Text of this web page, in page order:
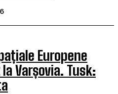
Europene
Varșovia. Tusk: